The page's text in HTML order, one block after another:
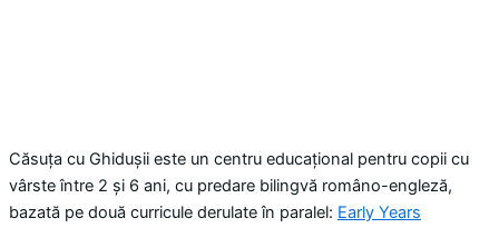
Căsuța cu Ghidușii este un centru educațional pentru copii cu
vârste între 2 și 6 ani, cu predare bilingvă româno-engleză,
bazată pe două curricule derulate în paralel: Early Years